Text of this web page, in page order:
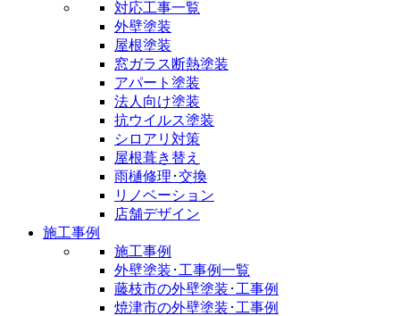
対応工事一覧
外壁塗装
屋根塗装
窓ガラス断熱塗装
アパート塗装
法人向け塗装
抗ウイルス塗装
シロアリ対策
屋根葺き替え
雨樋修理･交換
リノベーション
店舗デザイン
施工事例
施工事例
外壁塗装･工事例一覧
藤枝市の外壁塗装･工事例
焼津市の外壁塗装･工事例